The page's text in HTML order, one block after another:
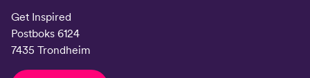
Get Inspired
Postboks 6124
7435 Trondheim